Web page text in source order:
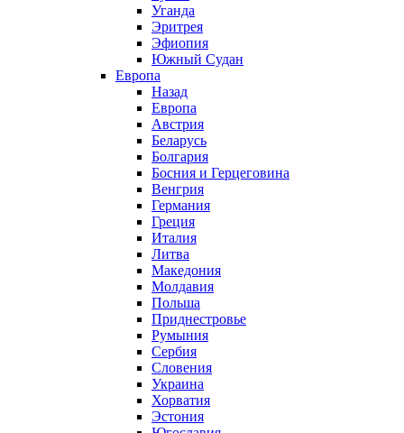
Уганда
Эритрея
Эфиопия
Южный Судан
Европа
Назад
Европа
Австрия
Беларусь
Болгария
Босния и Герцеговина
Венгрия
Германия
Греция
Италия
Литва
Македония
Молдавия
Польша
Приднестровье
Румыния
Сербия
Словения
Украина
Хорватия
Эстония